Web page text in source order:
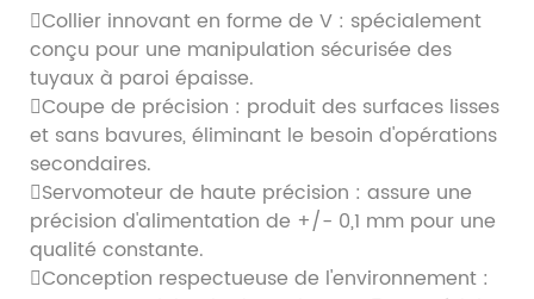
Collier innovant en forme de V : spécialement
conçu pour une manipulation sécurisée des
tuyaux à paroi épaisse.
Coupe de précision : produit des surfaces lisses
et sans bavures, éliminant le besoin d'opérations
secondaires.
Servomoteur de haute précision : assure une
précision d'alimentation de +/- 0,1 mm pour une
qualité constante.
Conception respectueuse de l'environnement :